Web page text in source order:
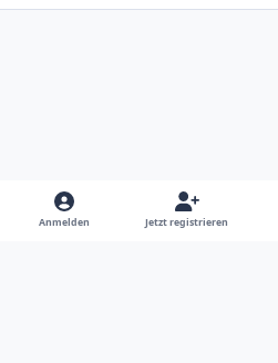
Anmelden Jetzt registrieren